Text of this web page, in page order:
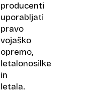
producenti
uporabljati
pravo
vojaško
opremo,
letalonosilke
in
letala.